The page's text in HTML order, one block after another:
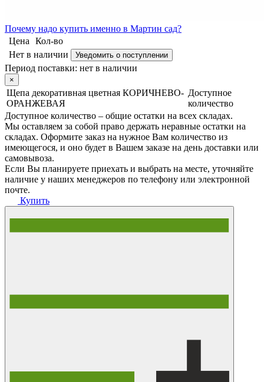
Почему надо купить именно в Мартин сад?
Цена
Кол-во
Нет в наличии
Уведомить о поступлении
Период поставки: нет в наличии
×
Щепа декоративная цветная КОРИЧНЕВО-
ОРАНЖЕВАЯ
Доступное
количество
Доступное количество – общие остатки на всех складах.
Мы оставляем за собой право держать неравные остатки на
складах. Оформите заказ на нужное Вам количество из
имеющегося, и оно будет в Вашем заказе на день доставки или
самовывоза.
Если Вы планируете приехать и выбрать на месте, уточняйте
наличие у наших менеджеров по телефону или электронной
почте.
Купить